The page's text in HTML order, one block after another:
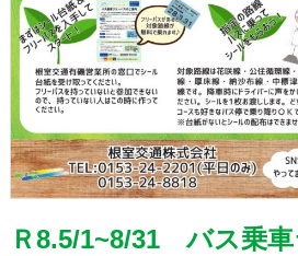
Ｒ8.5/1~8/31 バス乗